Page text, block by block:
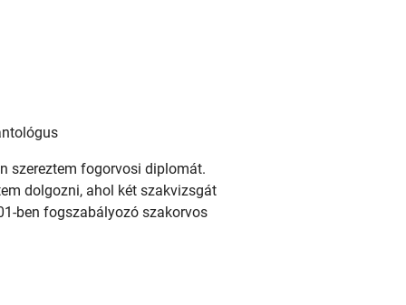
szereztem fogorvosi diplomát.
dolgozni, ahol két szakvizsgát
ben fogszabályozó szakorvos